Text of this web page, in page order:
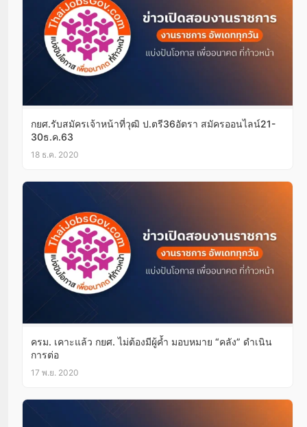
กยศ.รับสมัครเจ้าหน้าที่วุฒิ ป.ตรี36อัตรา สมัครออนไลน์21-
30ธ.ค.63
18 ธ.ค. 2020
ครม. เคาะแล้ว กยศ. ไม่ต้องมีผู้ค้ำ มอบหมาย “คลัง” ดำเนิน
การต่อ
17 พ.ย. 2020